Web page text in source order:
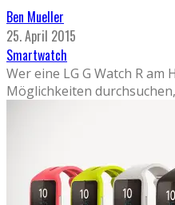
Ben Mueller
25. April 2015
Smartwatch
Wer eine LG G Watch R
Möglichkeiten